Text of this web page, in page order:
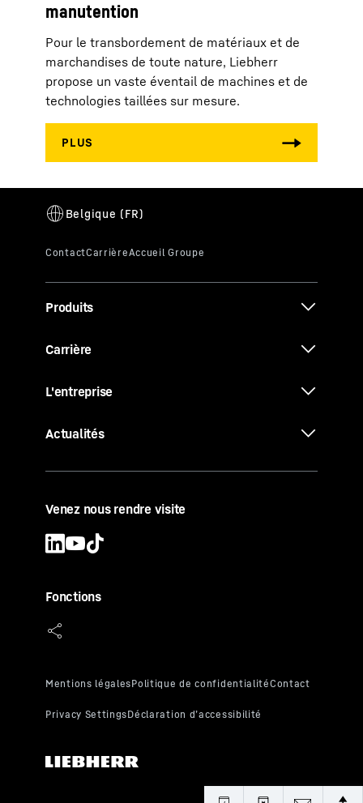
manutention
Pour le transbordement de matériaux et de
marchandises de toute nature, Liebherr
propose un vaste éventail de machines et de
technologies taillées sur mesure.
Produits
Carrière
L'entreprise
Actualités
Venez nous rendre visite
Fonctions